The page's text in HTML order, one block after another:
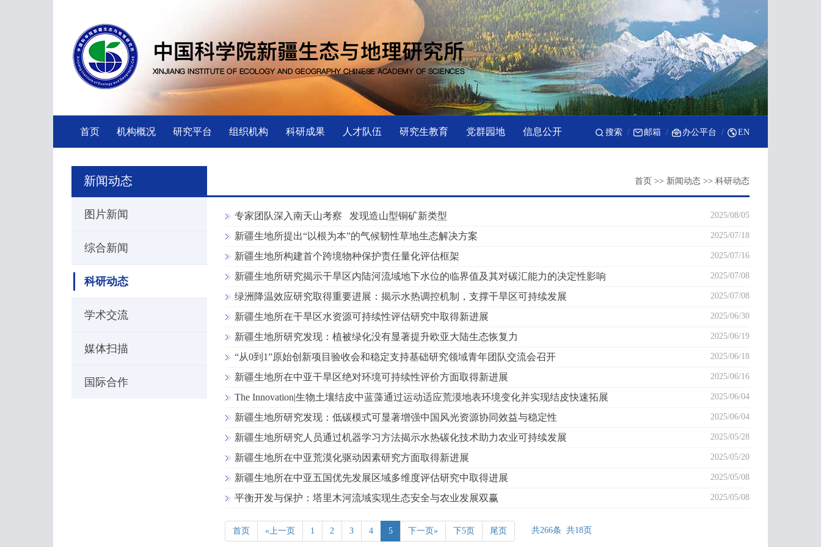
首页 机构概况 研究平台 组织机构 科研成果 人才队伍 研究生教育 党群园地 信息公开 搜索 邮箱 办公平台 EN
新闻动态 首页 >> 新闻动态 >> 科研动态
图片新闻
综合新闻
科研动态
学术交流
媒体扫描
国际合作
专家团队深入南天山考察 发现造山型铜矿新类型 2025/08/05
新疆生地所提出“以根为本”的气候韧性草地生态解决方案 2025/07/18
新疆生地所构建首个跨境物种保护责任量化评估框架 2025/07/16
新疆生地所研究揭示干旱区内陆河流域地下水位的临界值及其对碳汇能力的决定性影响 2025/07/08
绿洲降温效应研究取得重要进展：揭示水热调控机制，支撑干旱区可持续发展 2025/07/08
新疆生地所在干旱区水资源可持续性评估研究中取得新进展 2025/06/30
新疆生地所研究发现：植被绿化没有显著提升欧亚大陆生态恢复力 2025/06/19
“从0到1”原始创新项目验收会和稳定支持基础研究领域青年团队交流会召开 2025/06/18
新疆生地所在中亚干旱区绝对环境可持续性评价方面取得新进展 2025/06/16
The Innovation|生物土壤结皮中蓝藻通过运动适应荒漠地表环境变化并实现结皮快速拓展 2025/06/04
新疆生地所研究发现：低碳模式可显著增强中国风光资源协同效益与稳定性 2025/06/04
新疆生地所研究人员通过机器学习方法揭示水热碳化技术助力农业可持续发展 2025/05/28
新疆生地所在中亚荒漠化驱动因素研究方面取得新进展 2025/05/20
新疆生地所在中亚五国优先发展区域多维度评估研究中取得进展 2025/05/08
平衡开发与保护：塔里木河流域实现生态安全与农业发展双赢 2025/05/08
首页 «上一页 1 2 3 4 5 下一页» 下5页 尾页 共266条 共18页